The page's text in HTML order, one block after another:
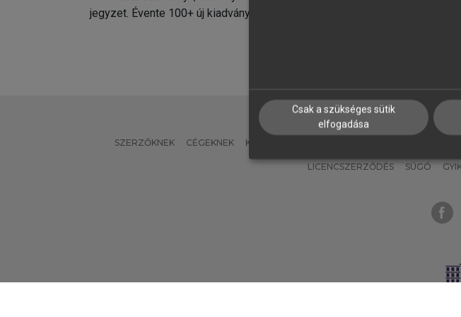
jegyzet. Évente 100+ új kiadvány.
SZERZŐKNEK CÉGEKNEK KÖNYVTÁROSOKNAK
LICENCSZERZŐDÉS SÚGÓ
Csak a szükséges sütik
elfogadása